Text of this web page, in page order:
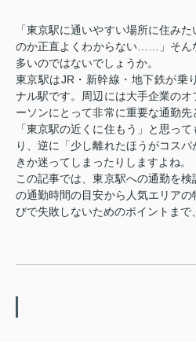
「東京駅に通いやすい場所に住み
のか正直よくわからない……」そん
多いのではないでしょうか。
東京駅はJR・新幹線・地下鉄が乗
ナル駅です。周辺には大手企業の
ーソンにとって非常に重要な通勤
「東京駅の近くに住もう」と思っ
り、逆に「少し離れたほうがコス
きか迷ってしまったりしますよね。
この記事では、東京駅への通勤を
の通勤時間の目安から人気エリア
びで失敗しないためのポイントまで